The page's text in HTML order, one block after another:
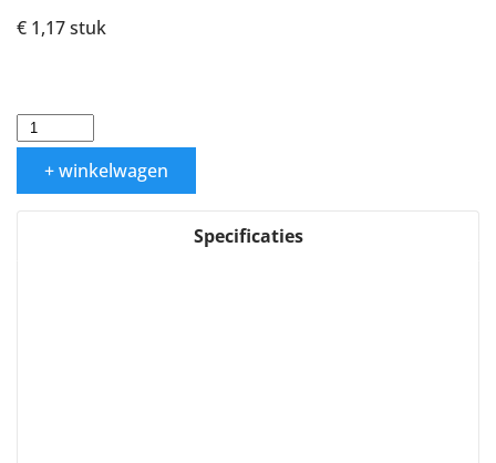
€ 1,17stuk
+ winkelwagen
Specificaties